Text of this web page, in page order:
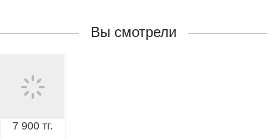
Вы смотрели
7 900 тг.